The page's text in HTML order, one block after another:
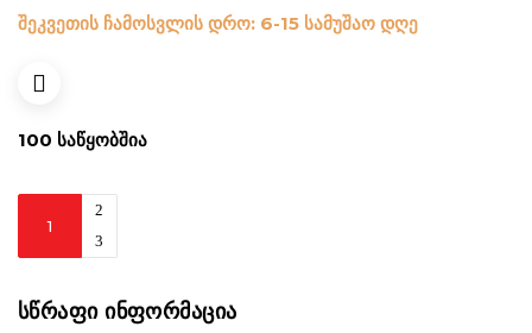
შეკვეთის ჩამოსვლის დრო: 6-15 სამუშაო დღე
100 ᲡᲐᲬᲧᲝᲑᲨᲘᲐ
Bluetooth
Sena
ᲡᲬᲠᲐᲤᲘ ᲘᲜᲤᲝᲠᲛᲐᲪᲘᲐ